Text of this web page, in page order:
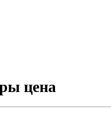
цена